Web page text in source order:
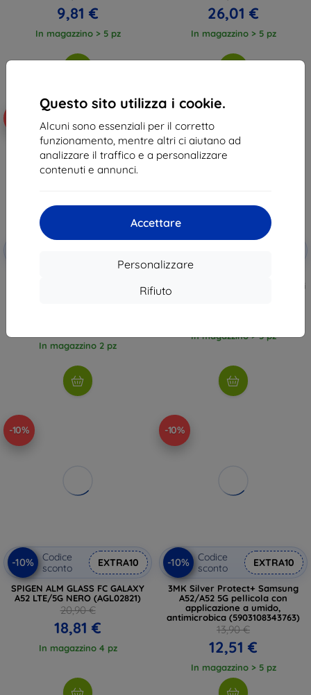
Questo sito utilizza i cookie.
Alcuni sono essenziali per il corretto
funzionamento, mentre altri ci aiutano ad
analizzare il traffico e a personalizzare
contenuti e annunci.
Accettare
Personalizzare
Rifiuto
9,81 €
In magazzino > 5 pz
26,01 €
In magazzino > 5 pz
In magazzino 2 pz
4G / 5G pellicole gaming, 3 pezzi
In magazzino > 5 pz
-10%
-10%
Codice
sconto
EXTRA10
SPIGEN ALM GLASS FC GALAXY
A52 LTE/5G NERO (AGL02821)
20,90 €
18,81 €
In magazzino 4 pz
-10%
-10%
Codice
sconto
EXTRA10
3MK Silver Protect+ Samsung
A52/A52 5G pellicola con
applicazione a umido,
antimicrobica (5903108343763)
13,90 €
12,51 €
In magazzino > 5 pz